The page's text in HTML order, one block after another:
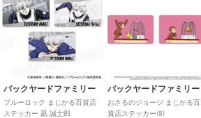
バックヤードファミリー
ブルーロック まじかる百貨店
ステッカー 凪 誠士郎
バックヤードファミリー
おさるのジョージ まじかる百
貨店ステッカー(8)